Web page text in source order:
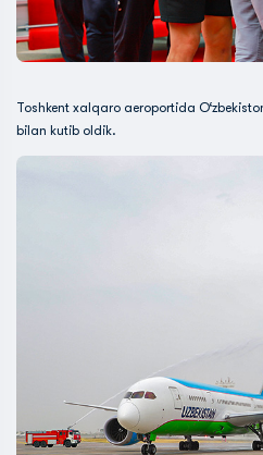
Toshkent xalqaro aeroportida
bilan kutib oldik.